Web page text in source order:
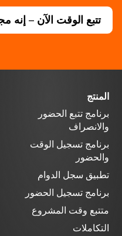
تتبع الوقت الآن – إنه
المنتج
برنامج تتبع الحضور
والانصراف
برنامج تسجيل الوقت
والحضور
تطبيق سجل الدوام
برنامج تسجيل الحضور
متتبع وقت المشروع
التكاملات